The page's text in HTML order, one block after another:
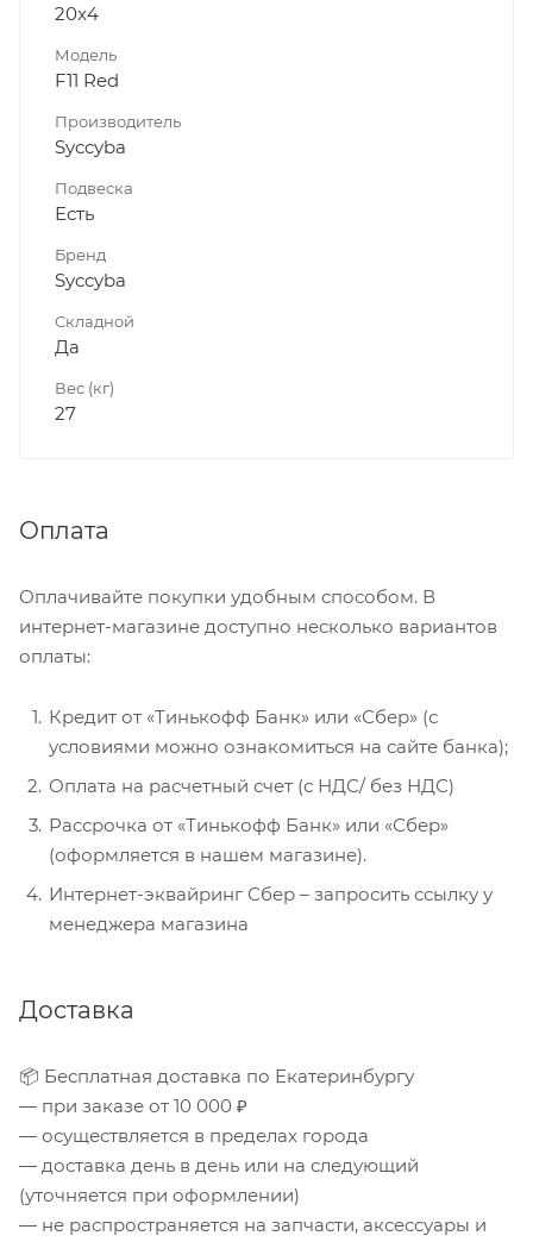
20x4
Модель
F11 Red
Производитель
Syccyba
Подвеска
Есть
Бренд
Syccyba
Складной
Да
Вес (кг)
27
Оплата
Оплачивайте покупки удобным способом. В
интернет-магазине доступно несколько вариантов
оплаты:
Кредит от «Тинькофф Банк» или «Сбер» (с
условиями можно ознакомиться на сайте банка);
Оплата на расчетный счет (с НДС/ без НДС)
Рассрочка от «Тинькофф Банк» или «Сбер»
(оформляется в нашем магазине).
Интернет-эквайринг Сбер – запросить ссылку у
менеджера магазина
Доставка
📦 Бесплатная доставка по Екатеринбургу
— при заказе от 10 000 ₽
— осуществляется в пределах города
— доставка день в день или на следующий
(уточняется при оформлении)
— не распространяется на запчасти, аксессуары и